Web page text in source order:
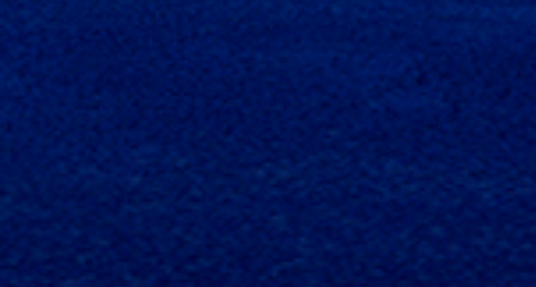
MISJA
VALUE
INTELIGENTNA
ŚWIETLANA
PRZYSZŁOŚĆ,
VALUE
GLOBALNE
SPRZEDAŻY
PRODUKTY
PRODUKTY
VALUE
SPRAWIAJĄCE,